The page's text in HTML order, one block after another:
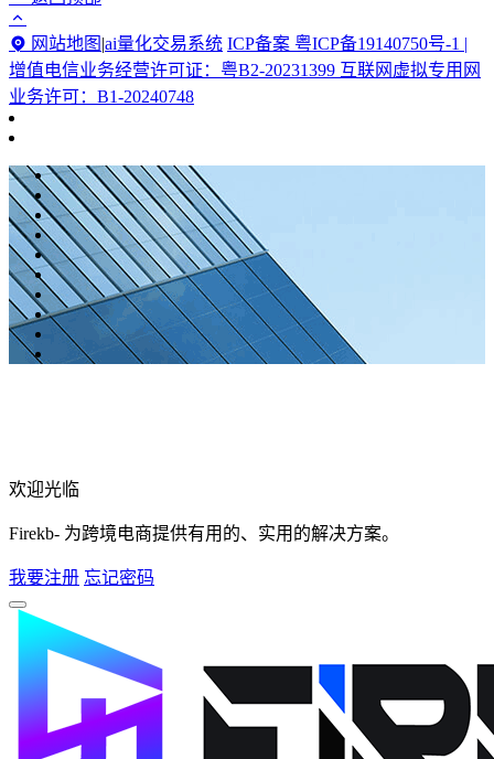
网站地图 |ai量化交易系统 ICP备案 粤ICP备19140750号-1 |
增值电信业务经营许可证：粤B2-20231399 互联网虚拟专用网
业务许可：B1-20240748
欢迎光临
Firekb- 为跨境电商提供有用的、实用的解决方案。
我要注册 忘记密码